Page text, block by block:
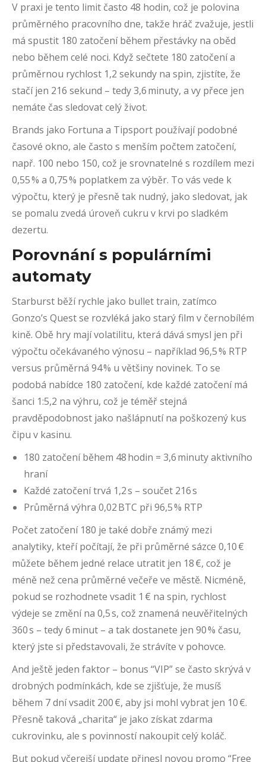
V praxi je tento limit často 48 hodin, což je polovina
průměrného pracovního dne, takže hráč zvažuje, jestli
má spustit 180 zatočení během přestávky na oběd
nebo během celé noci. Když sečtete 180 zatočení a
průměrnou rychlost 1,2 sekundy na spin, zjistíte, že
stačí jen 216 sekund – tedy 3,6 minuty, a vy přece jen
nemáte čas sledovat celý život.
Brands jako Fortuna a Tipsport používají podobné
časové okno, ale často s menším počtem zatočení,
např. 100 nebo 150, což je srovnatelné s rozdílem mezi
0,55 % a 0,75 % poplatkem za výběr. To vás vede k
výpočtu, který je přesně tak nudný, jako sledovat, jak
se pomalu zvedá úroveň cukru v krvi po sladkém
dezertu.
Porovnání s populárními
automaty
Starburst běží rychle jako bullet train, zatímco
Gonzo’s Quest se rozvléká jako starý film v černobílém
kině. Obě hry mají volatilitu, která dává smysl jen při
výpočtu očekávaného výnosu – například 96,5 % RTP
versus průměrná 94 % u většiny novinek. To se
podobá nabídce 180 zatočení, kde každé zatočení má
šanci 1:5,2 na výhru, což je téměř stejná
pravděpodobnost jako našlápnutí na poškozený kus
čipu v kasinu.
180 zatočení během 48 hodin = 3,6 minuty aktivního
hraní
Každé zatočení trvá 1,2 s – součet 216 s
Průměrná výhra 0,02 BTC při 96,5 % RTP
Počet zatočení 180 je také dobře známý mezi
analytiky, kteří počítají, že při průměrné sázce 0,10 €
můžete během jedné relace utratit jen 18 €, což je
méně než cena průměrné večeře ve městě. Nicméně,
pokud se rozhodnete vsadit 1 € na spin, rychlost
výdeje se změní na 0,5 s, což znamená neuvěřitelných
360 s – tedy 6 minut – a tak dostanete jen 90 % času,
který jste si představovali, že strávíte v pohovce.
And ještě jeden faktor – bonus “VIP” se často skrývá v
drobných podmínkách, kde se zjišťuje, že musíš
během 7 dní vsadit 200 €, aby jsi mohl vybrat jen 10 €.
Přesně taková „charita“ je jako získat zdarma
cukrovinku, ale s povinností nakoupit celý koláč.
But pokud včerejší update přinesl novou promo “Free